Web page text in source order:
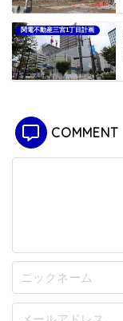
関電不動産三宮1丁目計画
COMMENT